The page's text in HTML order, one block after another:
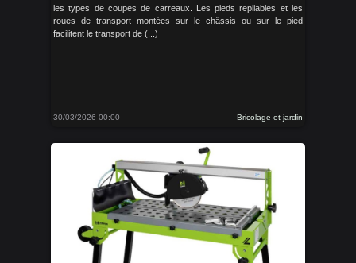
les types de coupes de carreaux. Les pieds repliables et les
roues de transport montées sur le châssis ou sur le pied
facilitent le transport de (...)
30/03/2026 00:00 Bricolage et jardin